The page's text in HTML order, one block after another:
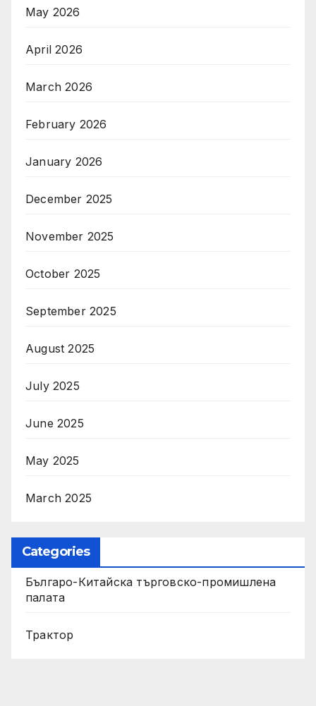
May 2026
April 2026
March 2026
February 2026
January 2026
December 2025
November 2025
October 2025
September 2025
August 2025
July 2025
June 2025
May 2025
March 2025
Categories
Българо-Китайска търговско-промишлена
палата
Трактор